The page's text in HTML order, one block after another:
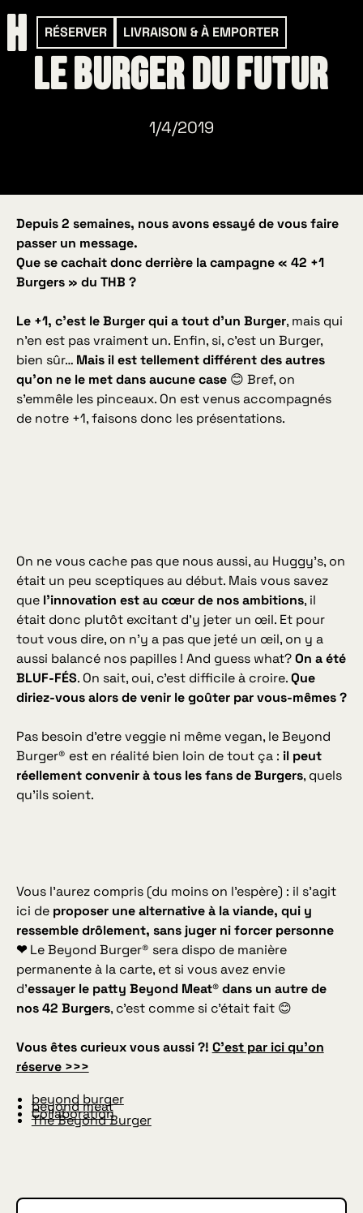
RÉSERVER LIVRAISON & À EMPORTER
Le Burger du futur
1/4/2019
Depuis 2 semaines, nous avons essayé de vous faire
passer un message.
Que se cachait donc derrière la campagne « 42 +1
Burgers » du THB ?
Le +1, c’est le Burger qui a tout d’un Burger, mais qui
n’en est pas vraiment un. Enfin, si, c’est un Burger,
bien sûr… Mais il est tellement différent des autres
qu’on ne le met dans aucune case 😊 Bref, on
s’emmêle les pinceaux. On est venus accompagnés
de notre +1, faisons donc les présentations.
On ne vous cache pas que nous aussi, au Huggy’s, on
était un peu sceptiques au début. Mais vous savez
que l’innovation est au cœur de nos ambitions, il
était donc plutôt excitant d’y jeter un œil. Et pour
tout vous dire, on n’y a pas que jeté un œil, on y a
aussi balancé nos papilles ! And guess what? On a été
BLUF-FÉS. On sait, oui, c’est difficile à croire.Que
diriez-vous alors de venir le goûter par vous-mêmes ?
Pas besoin d’etre veggie ni même vegan, le Beyond
Burger® est en réalité bien loin de tout ça : il peut
réellement convenir à tous les fans de Burgers, quels
qu’ils soient.
Vous l’aurez compris (du moins on l’espère) : il s’agit
ici de proposer une alternative à la viande, qui y
ressemble drôlement, sans juger ni forcer personne
❤Le Beyond Burger® sera dispo de manière
permanente à la carte, et si vous avez envie
d’essayer le patty Beyond Meat® dans un autre de
nos 42 Burgers, c’est comme si c’était fait 😊
Vous êtes curieux vous aussi ?! C’est par ici qu’on
réserve >>>
beyond burger
beyond meat
Collaboration
The Beyond Burger